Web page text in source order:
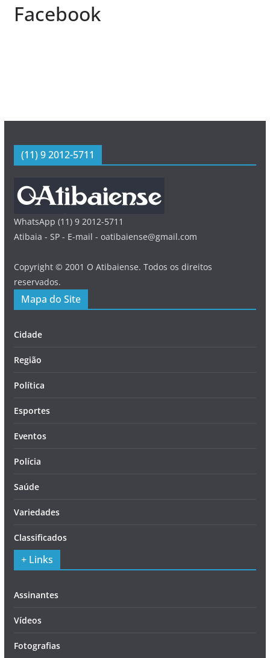
Facebook
(11) 9 2012-5711
WhatsApp (11) 9 2012-5711
Atibaia - SP - E-mail - oatibaiense@gmail.com
Copyright © 2001 O Atibaiense. Todos os direitos
reservados.
Mapa do Site
Cidade
Região
Política
Esportes
Eventos
Polícia
Saúde
Variedades
Classificados
+ Links
Assinantes
Vídeos
Fotografias